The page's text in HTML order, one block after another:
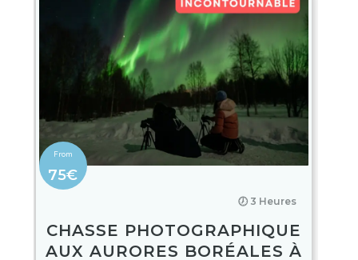
75€
🕖 3 Heures
CHASSE PHOTOGRAPHIQUE
AUX AURORES BORÉALES À